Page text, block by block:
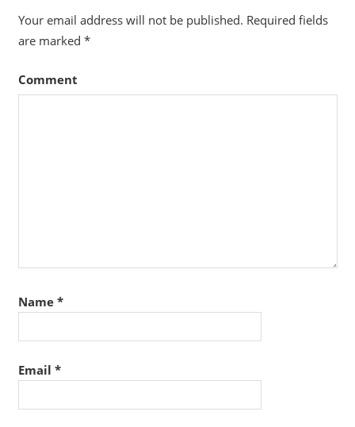
Your email address will not be published. Required fields
are marked *
Comment
Name *
Email *